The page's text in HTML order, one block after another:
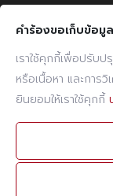
E-mail
คำร้องขอเก็บข้อมู
เราใช้คุกกี้เพื่อปรับ
หรือเนื้อหา และกา
ยินยอมให้เราใช้คุกกี้